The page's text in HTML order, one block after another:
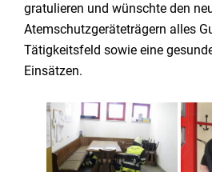
gratulieren und wünschte den
Atemschutzgeräteträgern alles
Tätigkeitsfeld sowie eine
Einsätzen.